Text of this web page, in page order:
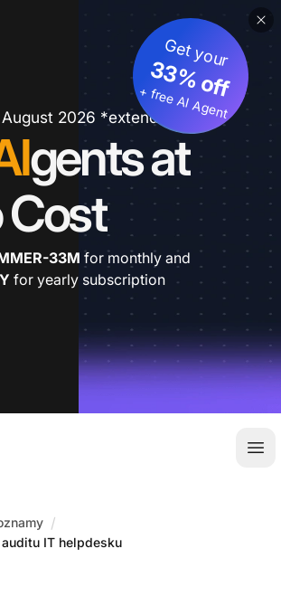
2026 *extended
gents at
Cost
Get your
33% off
+ free AI Agent
33M for monthly and
for yearly subscription
/
IT helpdesku